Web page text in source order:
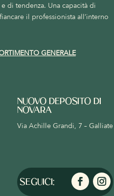
di tendenza. Una capacità di
il professionista all’interno
GENERALE
NUOVO DEPOSITO DI
NOVARA
Via Achille Grandi, 7 – Galliate